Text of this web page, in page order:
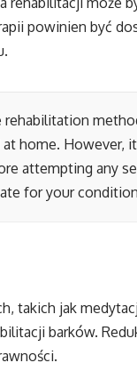
powinien być
home. However,
attempting any
for your
takich jak
barków.